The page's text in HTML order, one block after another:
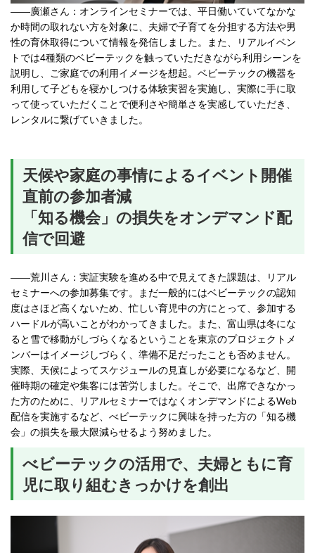
――廣瀬さん：オンラインセミナーでは、平日働いていてなかな
か時間の取れない方を対象に、夫婦で子育てを分担する方法や男
性の育休取得について情報を発信しました。また、リアルイベン
トでは4種類のベビーテックを触っていただきながら利用シーンを
説明し、ご家庭での利用イメージを想起。ベビーテックの機器を
利用して子どもを寝かしつける体験実習を実施し、実際に手に取
って使っていただくことで便利さや簡単さを実感していただき、
レンタルに繋げていきました。
天候や家庭の事情によるイベント開催
直前の参加者減
「知る機会」の損失をオンデマンド配
信で回避
――荒川さん：実証実験を進める中で見えてきた課題は、リアル
セミナーへの参加募集です。まだ一般的にはベビーテックの認知
度はさほど高くないため、忙しい育児中の方にとって、参加する
ハードルが高いことがわかってきました。また、富山県は冬にな
ると雪で移動がしづらくなるということを東京のプロジェクトメ
ンバーはイメージしづらく、準備不足だったことも否めません。
実際、天候によってスケジュールの見直しが必要になるなど、開
催時期の確定や集客には苦労しました。そこで、出席できなかっ
た方のために、リアルセミナーではなくオンデマンドによるWeb
配信を実施するなど、べビーテックに興味を持った方の「知る機
会」の損失を最大限減らせるよう努めました。
べビーテックの活用で、夫婦ともに育
児に取り組むきっかけを創出